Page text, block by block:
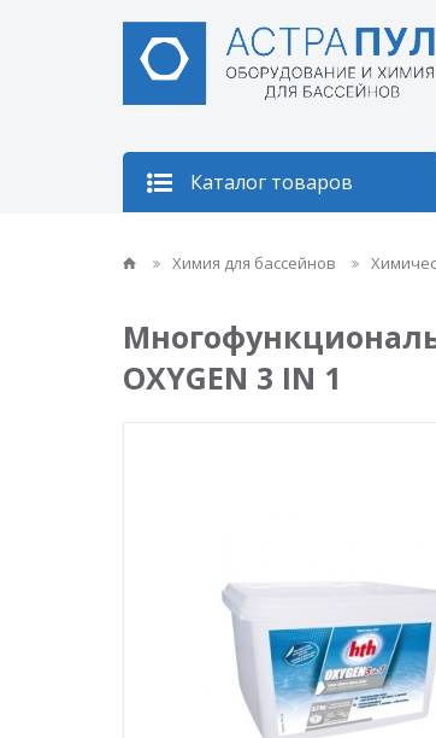
Каталог товаров
Химия для бассейнов
OXYGEN 3 IN 1